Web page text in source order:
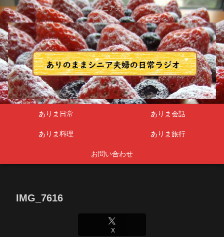
シニア夫婦
ありま日常 ありま会話
ありま料理 ありま旅行
お問い合わせ
IMG_7616
X